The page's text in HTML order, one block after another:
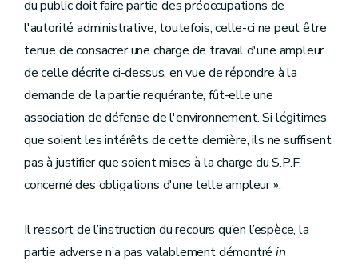
du public doit faire partie des préoccupations de
l'autorité administrative, toutefois, celle-ci ne peut être
tenue de consacrer une charge de travail d'une ampleur
de celle décrite ci-dessus, en vue de répondre à la
demande de la partie requérante, fût-elle une
association de défense de l'environnement. Si légitimes
que soient les intérêts de cette dernière, ils ne suffisent
pas à justifier que soient mises à la charge du S.P.F.
concerné des obligations d'une telle ampleur ».
Il ressort de l’instruction du recours qu’en l’espèce, la
partie adverse n’a pas valablement démontréin